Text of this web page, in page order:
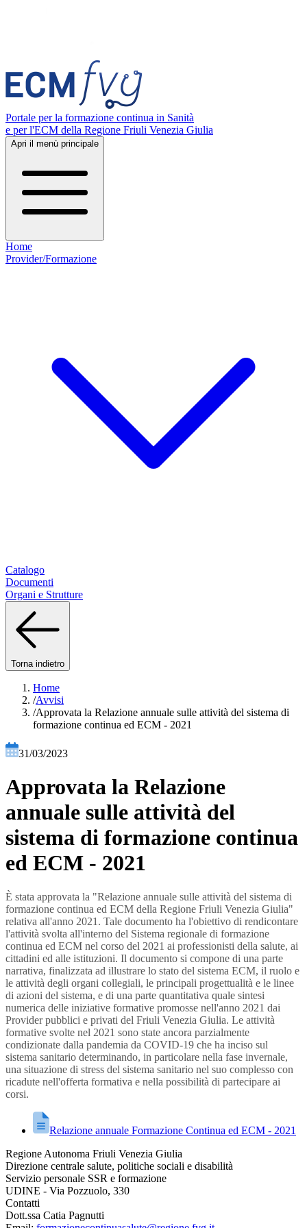
Portale per la formazione continua in Sanità
e per l'ECM della Regione Friuli Venezia Giulia
Apri il menù principale
Home
Provider/Formazione
Catalogo
Documenti
Organi e Strutture
Torna indietro
Home
/Avvisi
/Approvata la Relazione annuale sulle attività del sistema di
formazione continua ed ECM - 2021
31/03/2023
Approvata la Relazione
annuale sulle attività del
sistema di formazione continua
ed ECM - 2021
È stata approvata la "Relazione annuale sulle attività del sistema di
formazione continua ed ECM della Regione Friuli Venezia Giulia"
relativa all'anno 2021. Tale documento ha l'obiettivo di rendicontare
l'attività svolta all'interno del Sistema regionale di formazione
continua ed ECM nel corso del 2021 ai professionisti della salute, ai
cittadini ed alle istituzioni. Il documento si compone di una parte
narrativa, finalizzata ad illustrare lo stato del sistema ECM, il ruolo e
le attività degli organi collegiali, le principali progettualità e le linee
di azioni del sistema, e di una parte quantitativa quale sintesi
numerica delle iniziative formative promosse nell'anno 2021 dai
Provider pubblici e privati del Friuli Venezia Giulia. Le attività
formative svolte nel 2021 sono state ancora parzialmente
condizionate dalla pandemia da COVID-19 che ha inciso sul
sistema sanitario determinando, in particolare nella fase invernale,
una situazione di stress del sistema sanitario nel suo complesso con
ricadute nell'offerta formativa e nella possibilità di partecipare ai
corsi.
Relazione annuale Formazione Continua ed ECM - 2021
Regione Autonoma Friuli Venezia Giulia
Direzione centrale salute, politiche sociali e disabilità
Servizio personale SSR e formazione
UDINE - Via Pozzuolo, 330
Contatti
Dott.ssa Catia Pagnutti